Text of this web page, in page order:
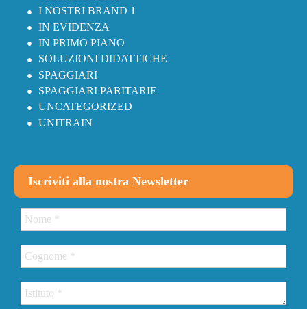
I NOSTRI BRAND 1
IN EVIDENZA
IN PRIMO PIANO
SOLUZIONI DIDATTICHE
SPAGGIARI
SPAGGIARI PARITARIE
UNCATEGORIZED
UNITRAIN
Iscriviti alla nostra Newsletter